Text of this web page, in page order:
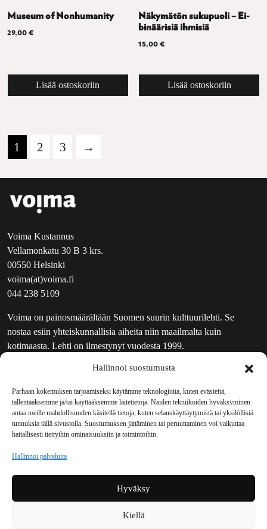
Hallinnoi suostumusta
Parhaan kokemuksen tarjoamiseksi käytämme teknologioita, kuten evästeitä,
tallentaaksemme ja/tai käyttääksemme laitetietoja. Näiden tekniikoiden hyväksyminen
antaa meille mahdollisuuden käsitellä tietoja, kuten selauskäyttäytymistä tai yksilöllisiä
tunnuksia tällä sivustolla. Suostumuksen jättäminen tai peruuttaminen voi vaikuttaa
haitallisesti tiettyihin ominaisuuksiin ja toimintoihin.
Hallinnoi palveluita
Hyväksy
Kiellä
Museum of Nonhumanity
29,00 €
Lisää ostoskoriin
Näkymätön sukupuoli – Ei-
binäärisiä ihmisiä
15,00€
Lisää ostoskoriin
1 2 3 →
Voima Kustannus
Vellamonkatu 30 B 3 krs.
00550 Helsinki
voima(at)voima.fi
044 238 5109
Voima on painosmäärältään Suomen suurin kulttuurilehti. Se
nostaa esiin yhteiskunnallisia aiheita niin maailmalta kuin
kotimaasta. Lehti on ilmestynyt vuodesta 1999.
UUTISKIRJE
MAINOSTAJILLE
VASTAMAINOKSET
JAKELUPAIKAT
REKISTERISELOSTE
TILAUKSEN PERUUTUSPYYNTÖ
TILAUSOHJEET JA -EHDOT